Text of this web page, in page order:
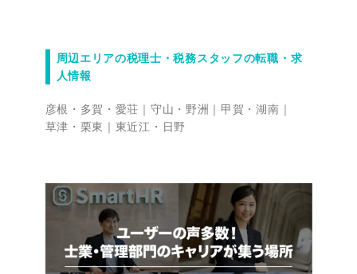
周辺エリアの税理士・税務スタッフの転職・求
人情報
彦根・多賀・愛荘 守山・野洲
甲賀・湖南
草津・栗東
東近江・日野